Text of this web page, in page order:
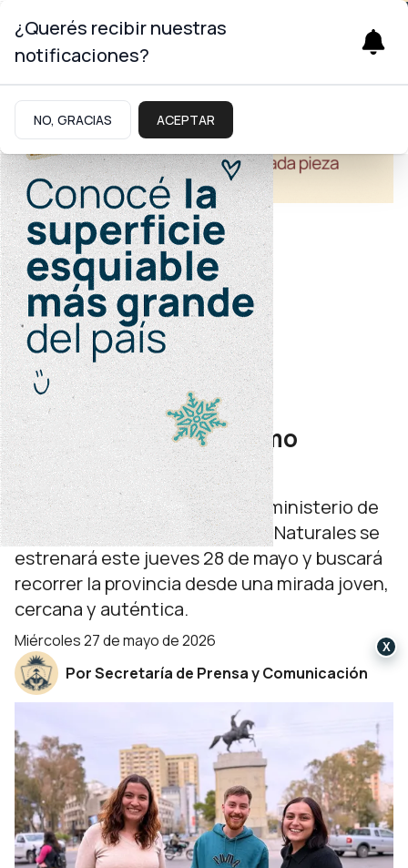
Turismo
Postales sin filtro
Un nuevo programa de
streaming sobre turismo
neuquino llega a RTN
La propuesta impulsada por el ministerio de
Turismo, Ambiente y Recursos Naturales se
estrenará este jueves 28 de mayo y buscará
recorrer la provincia desde una mirada joven,
cercana y auténtica.
miércoles 27 de mayo de 2026
Por Secretaría de Prensa y Comunicación
¿Querés recibir nuestras
notificaciones?
NO, GRACIAS ACEPTAR
X